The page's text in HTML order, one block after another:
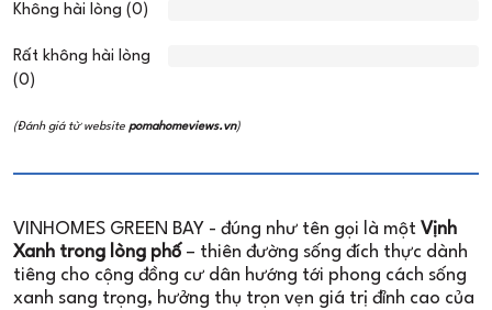
Không hài lòng (0)
Rất không hài lòng
(0)
(Đánh giá từ website pomahomeviews.vn)
VINHOMES GREEN BAY - đúng như tên gọi là một Vịnh
Xanh trong lòng phố – thiên đường sống đích thực dành
tiêng cho cộng đồng cư dân hướng tới phong cách sống
xanh sang trọng, hưởng thụ trọn vẹn giá trị đỉnh cao của